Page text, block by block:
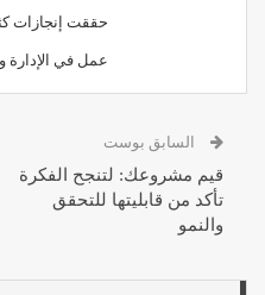
حققت إنجازات
عمل في الإدارة
السابق بوست
قيم مشروعك: لتنجح الفكرة
تأكد من قابليتها للتحقق
والنمو